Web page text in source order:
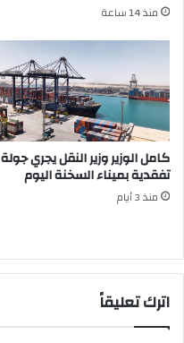
منذ 14 ساعة
كامل الوزير وزير النقل يجري جولة
تفقدية بميناء السخنة اليوم
منذ 3 أيام
اترك تعليقاً